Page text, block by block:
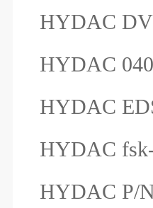
HYDAC
HYDAC
HYDAC
HYDAC
HYDAC P/